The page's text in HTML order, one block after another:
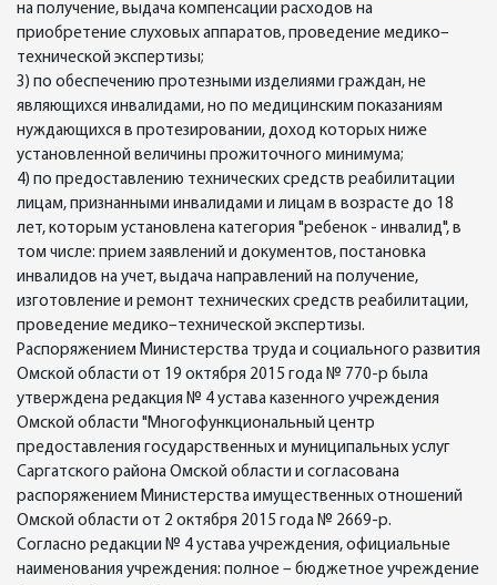
на получение, выдача компенсации расходов на
приобретение слуховых аппаратов, проведение медико–
технической экспертизы;
3) по обеспечению протезными изделиями граждан, не
являющихся инвалидами, но по медицинским показаниям
нуждающихся в протезировании, доход которых ниже
установленной величины прожиточного минимума;
4) по предоставлению технических средств реабилитации
лицам, признанными инвалидами и лицам в возрасте до 18
лет, которым установлена категория "ребенок - инвалид", в
том числе: прием заявлений и документов, постановка
инвалидов на учет, выдача направлений на получение,
изготовление и ремонт технических средств реабилитации,
проведение медико–технической экспертизы.
Распоряжением Министерства труда и социального развития
Омской области от 19 октября 2015 года № 770-р была
утверждена редакция № 4 устава казенного учреждения
Омской области "Многофункциональный центр
предоставления государственных и муниципальных услуг
Саргатского района Омской области и согласована
распоряжением Министерства имущественных отношений
Омской области от 2 октября 2015 года № 2669-р.
Согласно редакции № 4 устава учреждения, официальные
наименования учреждения: полное – бюджетное учреждение